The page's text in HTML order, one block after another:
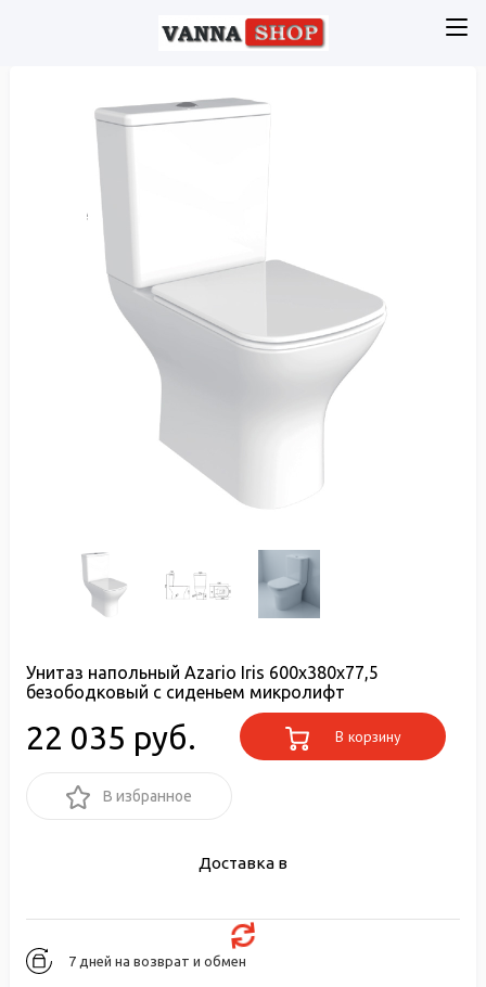
Унитаз напольный Azario Iris 600х380х77,5
безободковый с сиденьем микролифт
22 035 руб. В корзину
В избранное
Доставка в
7 дней на возврат и обмен